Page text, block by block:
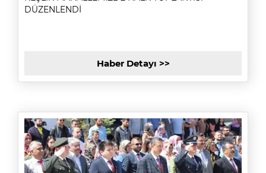
DÜZENLENDİ
Haber Detayı >>